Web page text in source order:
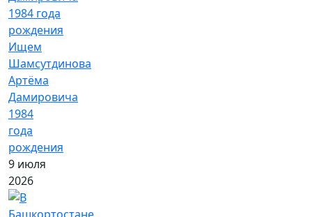
Ищем
Шамсутдинова
Артёма
Дамировича
1984
года
рождения
9 июля
2026